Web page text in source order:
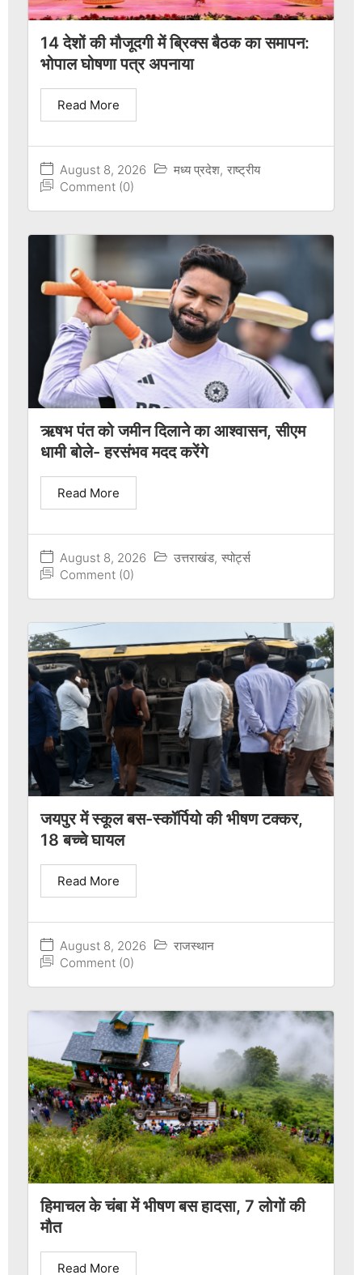
14 देशों की मौजूदगी में ब्रिक्स बैठक का समापन:
भोपाल घोषणा पत्र अपनाया
August 8, 2026 मध्य प्रदेश, राष्ट्रीय
Comment (0)
Read More
ऋषभ पंत को जमीन दिलाने का आश्वासन, सीएम
धामी बोले- हरसंभव मदद करेंगे
August 8, 2026 उत्तराखंड, स्पोर्ट्स
Comment (0)
Read More
जयपुर में स्कूल बस-स्कॉर्पियो की भीषण टक्कर,
18 बच्चे घायल
August 8, 2026
राजस्थान
Comment (0)
Read More
हिमाचल के चंबा में भीषण बस हादसा, 7 लोगों की
मौत
Read More